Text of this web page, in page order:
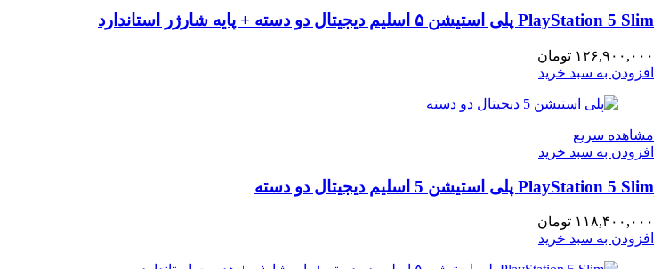
PlayStation 5 Slim پلی استیشن ۵ اسلیم دیجیتال دو دسته + پایه شارژر استاندارد
۱۲۶,۹۰۰,۰۰۰ تومان
افزودن به سبد خرید
مشاهده سریع
افزودن به سبد خرید
PlayStation 5 Slim پلی استیشن 5 اسلیم دیجیتال دو دسته
۱۱۸,۴۰۰,۰۰۰ تومان
افزودن به سبد خرید